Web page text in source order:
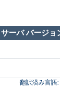
ーバ バージョ
翻訳済み言語: